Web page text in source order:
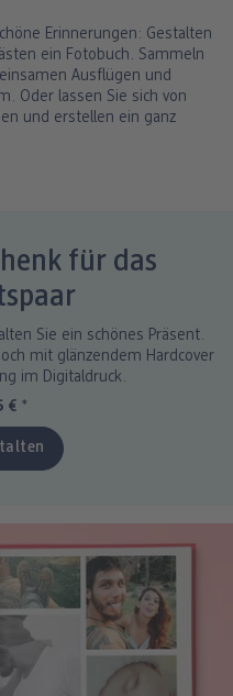
Erinnerungen: Gestalten
ein Fotobuch. Sammeln
Ausflügen und
Oder lassen Sie sich von
und erstellen ein ganz
für das
Sie ein schönes Präsent.
mit glänzendem Hardcover
im Digitaldruck.
€*